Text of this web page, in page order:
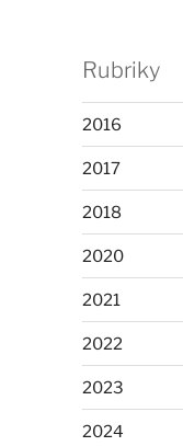
Rubriky
2016
2017
2018
2020
2021
2022
2023
2024